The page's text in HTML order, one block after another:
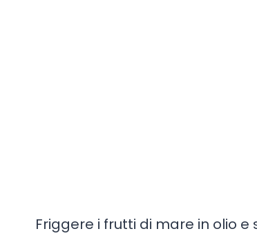
Friggere i frutti di mare in olio